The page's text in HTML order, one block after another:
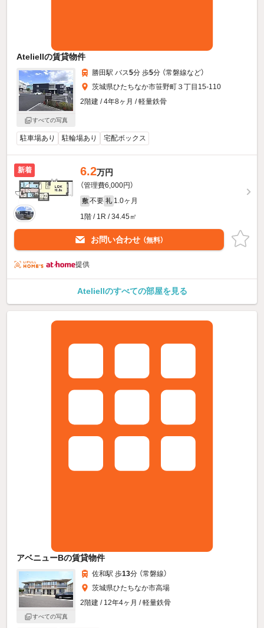
Ateliellの賃貸物件
すべての写真
勝田駅 バス5分 歩5分 （常磐線など）
茨城県ひたちなか市笹野町３丁目15-110
2階建 / 4年8ヶ月 / 軽量鉄骨
駐車場あり 駐輪場あり 宅配ボックス
新着 6.2万円
（管理費6,000円）
敷 不要 礼 1.0ヶ月
1階 / 1R / 34.45㎡
お問い合わせ （無料）
提供
Ateliellのすべての部屋を見る
アベニューBの賃貸物件
すべての写真
佐和駅 歩13分 （常磐線）
茨城県ひたちなか市高場
2階建 / 12年4ヶ月 / 軽量鉄骨